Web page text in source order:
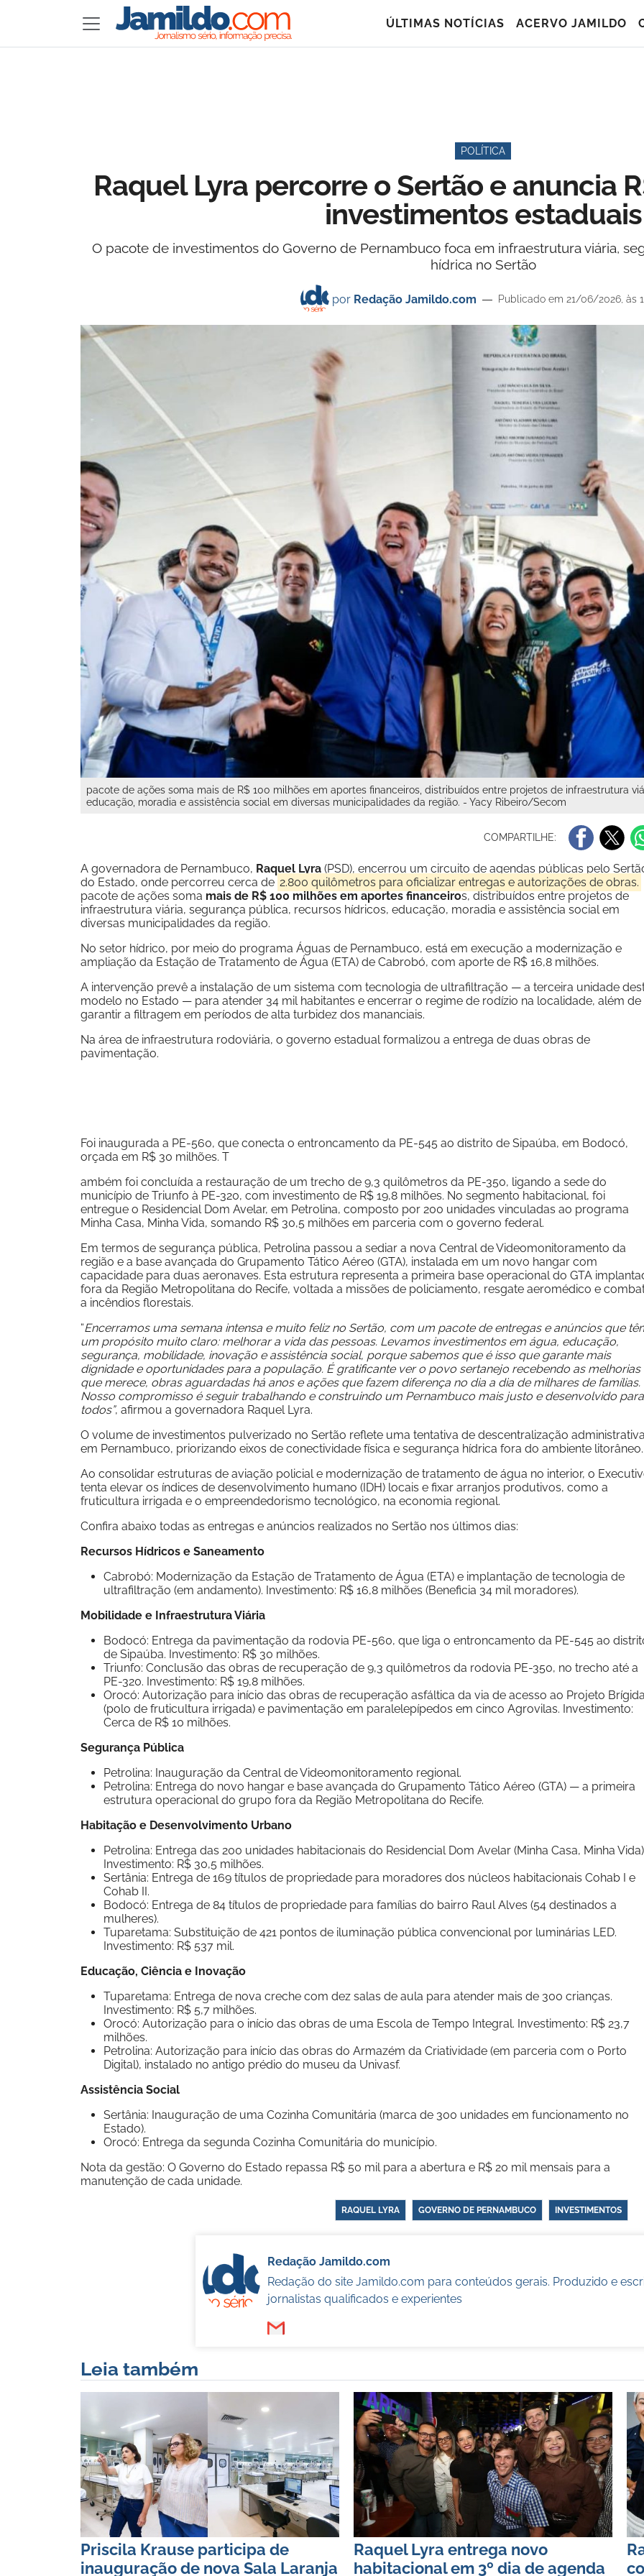
ÚLTIMAS NOTÍCIAS ACERVO JAMILDO
POLÍTICA
Raquel Lyra percorre o Sertão e anuncia
investimentos estaduais
O pacote de investimentos do Governo de Pernambuco foca em infraestrutura viária,
hídrica no Sertão
por Redação Jamildo.com Publicado em 21/06/2026, às
pacote de ações soma mais de R$ 100 milhões em aportes financeiros, distribuídos entre projetos de infraestrutura
educação, moradia e assistência social em diversas municipalidades da região. - Yacy Ribeiro/Secom
COMPARTILHE:
A governadora de Pernambuco, Raquel Lyra (PSD), encerrou um circuito de agendas públicas pelo
do Estado, onde percorreu cerca de 2.800 quilômetros para oficializar entregas e autorizações de obras.
pacote de ações soma mais de R$ 100 milhões em aportes financeiros, distribuídos entre projetos de
infraestrutura viária, segurança pública, recursos hídricos, educação, moradia e assistência social em
diversas municipalidades da região.
No setor hídrico, por meio do programa Águas de Pernambuco, está em execução a modernização e
ampliação da Estação de Tratamento de Água (ETA) de Cabrobó, com aporte de R$ 16,8 milhões.
A intervenção prevê a instalação de um sistema com tecnologia de ultrafiltração — a terceira unidade
modelo no Estado — para atender 34 mil habitantes e encerrar o regime de rodízio na localidade, além de
garantir a filtragem em períodos de alta turbidez dos mananciais.
Na área de infraestrutura rodoviária, o governo estadual formalizou a entrega de duas obras de
pavimentação.
Foi inaugurada a PE-560, que conecta o entroncamento da PE-545 ao distrito de Sipaúba, em Bodocó,
orçada em R$ 30 milhões. T
ambém foi concluída a restauração de um trecho de 9,3 quilômetros da PE-350, ligando a sede do
município de Triunfo à PE-320, com investimento de R$ 19,8 milhões. No segmento habitacional, foi
entregue o Residencial Dom Avelar, em Petrolina, composto por 200 unidades vinculadas ao programa
Minha Casa, Minha Vida, somando R$ 30,5 milhões em parceria com o governo federal.
Em termos de segurança pública, Petrolina passou a sediar a nova Central de Videomonitoramento da
região e a base avançada do Grupamento Tático Aéreo (GTA), instalada em um novo hangar com
capacidade para duas aeronaves. Esta estrutura representa a primeira base operacional do GTA
fora da Região Metropolitana do Recife, voltada a missões de policiamento, resgate aeromédico e
a incêndios florestais.
“Encerramos uma semana intensa e muito feliz no Sertão, com um pacote de entregas e anúncios que
um propósito muito claro: melhorar a vida das pessoas. Levamos investimentos em água, educação,
segurança, mobilidade, inovação e assistência social, porque sabemos que é isso que garante mais
dignidade e oportunidades para a população. É gratificante ver o povo sertanejo recebendo as melhorias
que merece, obras aguardadas há anos e ações que fazem diferença no dia a dia de milhares de famílias.
Nosso compromisso é seguir trabalhando e construindo um Pernambuco mais justo e desenvolvido para
todos”, afirmou a governadora Raquel Lyra.
O volume de investimentos pulverizado no Sertão reflete uma tentativa de descentralização administrativa
em Pernambuco, priorizando eixos de conectividade física e segurança hídrica fora do ambiente litorâneo.
Ao consolidar estruturas de aviação policial e modernização de tratamento de água no interior, o
tenta elevar os índices de desenvolvimento humano (IDH) locais e fixar arranjos produtivos, como a
fruticultura irrigada e o empreendedorismo tecnológico, na economia regional.
Confira abaixo todas as entregas e anúncios realizados no Sertão nos últimos dias:
Recursos Hídricos e Saneamento
Cabrobó: Modernização da Estação de Tratamento de Água (ETA) e implantação de tecnologia de
ultrafiltração (em andamento). Investimento: R$ 16,8 milhões (Beneficia 34 mil moradores).
Mobilidade e Infraestrutura Viária
Bodocó: Entrega da pavimentação da rodovia PE-560, que liga o entroncamento da PE-545 ao
de Sipaúba. Investimento: R$ 30 milhões.
Triunfo: Conclusão das obras de recuperação de 9,3 quilômetros da rodovia PE-350, no trecho até a
PE-320. Investimento: R$ 19,8 milhões.
Orocó: Autorização para início das obras de recuperação asfáltica da via de acesso ao Projeto Brígida
(polo de fruticultura irrigada) e pavimentação em paralelepípedos em cinco Agrovilas. Investimento:
Cerca de R$ 10 milhões.
Segurança Pública
Petrolina: Inauguração da Central de Videomonitoramento regional.
Petrolina: Entrega do novo hangar e base avançada do Grupamento Tático Aéreo (GTA) — a primeira
estrutura operacional do grupo fora da Região Metropolitana do Recife.
Habitação e Desenvolvimento Urbano
Petrolina: Entrega das 200 unidades habitacionais do Residencial Dom Avelar (Minha Casa, Minha
Investimento: R$ 30,5 milhões.
Sertânia: Entrega de 169 títulos de propriedade para moradores dos núcleos habitacionais Cohab I e
Cohab II.
Bodocó: Entrega de 84 títulos de propriedade para famílias do bairro Raul Alves (54 destinados a
mulheres).
Tuparetama: Substituição de 421 pontos de iluminação pública convencional por luminárias LED.
Investimento: R$ 537 mil.
Educação, Ciência e Inovação
Tuparetama: Entrega de nova creche com dez salas de aula para atender mais de 300 crianças.
Investimento: R$ 5,7 milhões.
Orocó: Autorização para o início das obras de uma Escola de Tempo Integral. Investimento: R$ 23,7
milhões.
Petrolina: Autorização para início das obras do Armazém da Criatividade (em parceria com o Porto
Digital), instalado no antigo prédio do museu da Univasf.
Assistência Social
Sertânia: Inauguração de uma Cozinha Comunitária (marca de 300 unidades em funcionamento no
Estado).
Orocó: Entrega da segunda Cozinha Comunitária do município.
Nota da gestão: O Governo do Estado repassa R$ 50 mil para a abertura e R$ 20 mil mensais para a
manutenção de cada unidade.
RAQUEL LYRA GOVERNO DE PERNAMBUCO INVESTIMENTOS
Redação Jamildo.com
Redação do site Jamildo.com para conteúdos gerais. Produzido e
jornalistas qualificados e experientes
Leia também
Priscila Krause participa de
inauguração de nova Sala Laranja
Raquel Lyra entrega novo
habitacional em 3º dia de agenda